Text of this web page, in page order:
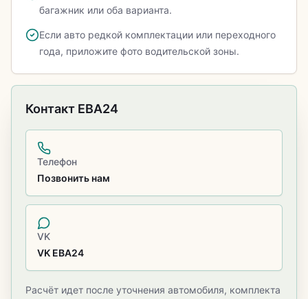
багажник или оба варианта.
Если авто редкой комплектации или переходного
года, приложите фото водительской зоны.
Контакт ЕВА24
Телефон
Позвонить нам
VK
VK ЕВА24
Расчёт идет после уточнения автомобиля, комплекта